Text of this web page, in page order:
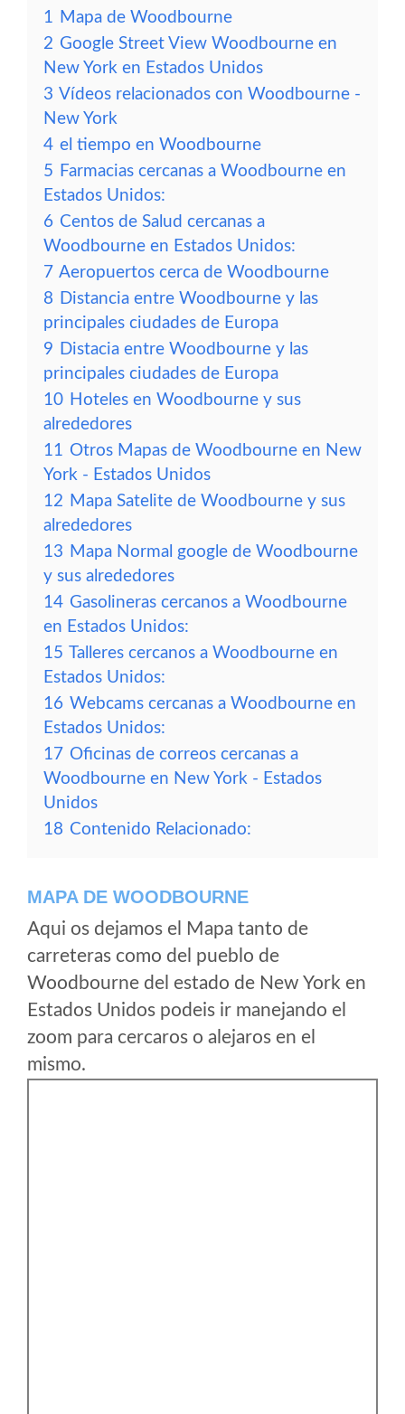
1 Mapa de Woodbourne
2 Google Street View Woodbourne en
New York en Estados Unidos
3 Vídeos relacionados con Woodbourne -
New York
4 el tiempo en Woodbourne
5 Farmacias cercanas a Woodbourne en
Estados Unidos:
6 Centos de Salud cercanas a
Woodbourne en Estados Unidos:
7 Aeropuertos cerca de Woodbourne
8 Distancia entre Woodbourne y las
principales ciudades de Europa
9 Distacia entre Woodbourne y las
principales ciudades de Europa
10 Hoteles en Woodbourne y sus
alrededores
11 Otros Mapas de Woodbourne en New
York - Estados Unidos
12 Mapa Satelite de Woodbourne y sus
alrededores
13 Mapa Normal google de Woodbourne
y sus alrededores
14 Gasolineras cercanos a Woodbourne
en Estados Unidos:
15 Talleres cercanos a Woodbourne en
Estados Unidos:
16 Webcams cercanas a Woodbourne en
Estados Unidos:
17 Oficinas de correos cercanas a
Woodbourne en New York - Estados
Unidos
18 Contenido Relacionado:
MAPA DE WOODBOURNE
Aqui os dejamos el Mapa tanto de
carreteras como del pueblo de
Woodbourne del estado de New York en
Estados Unidos podeis ir manejando el
zoom para cercaros o alejaros en el
mismo.